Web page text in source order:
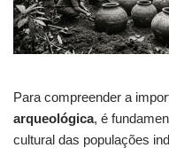
Para compreender a
arqueológica, é
cultural das populações